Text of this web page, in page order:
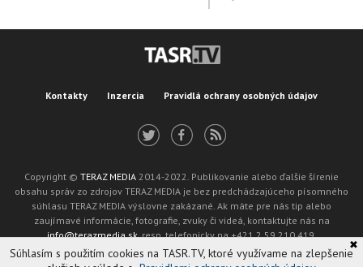
Kontakty Inzercia Pravidlá ochrany osobných údajov
Copyright © TERAZ MEDIA 2014-2022. Publikovanie alebo ďalšie šírenie
obsahu správ zo zdrojov TERAZ MEDIA je bez predchádzajúceho písomného
súhlasu TERAZ MEDIA výslovne zakázané. Ak máte pre nás tip alebo
zaujímavé informácie, fotografie, zvuky či videá, kontaktujte nás na
info@terazmedia.sk, resp. telefonicky na +421 2 59 210 419.
Žiadosť o zverejnenie opravy v zmysle zákona o publikáciách je možné zaslať
na adresu oprava@tasr.sk.
Súhlasím s použitím cookies na TASR.TV, ktoré využívame na zlepšenie
✖